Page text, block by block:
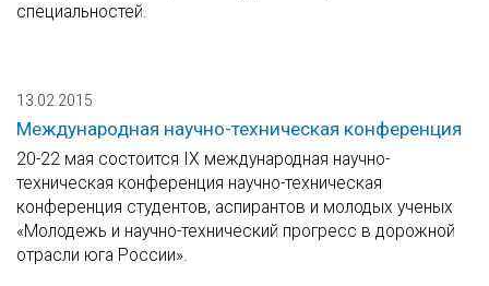
специальностей.
13.02.2015
Международная научно-техническая конференция
20-22 мая состоится IX международная научно-
техническая конференция научно-техническая
конференция студентов, аспирантов и молодых ученых
«Молодежь и научно-технический прогресс в дорожной
отрасли юга России».